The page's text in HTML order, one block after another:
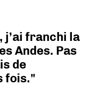
j’ai franchi la
Andes. Pas
de
fois."